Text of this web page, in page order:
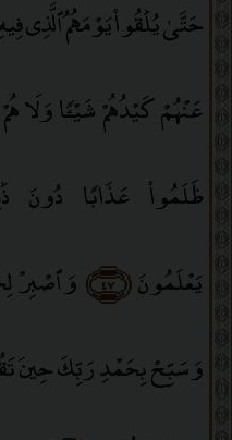
حَتَّىٰ يُلَٰقُوا۟ يَوْمَهُمُ ٱلَّذِى
عَنْهُمْ كَيْدُهُمْ شَيْـًۭٔا وَلَا
ظَلَمُوا۟ عَذَابًۭا دُونَ
يَعْلَمُونَ ﴿٤٧﴾ وَٱصْبِرْ
وَسَبِّحْ بِحَمْدِ رَبِّكَ حِينَ